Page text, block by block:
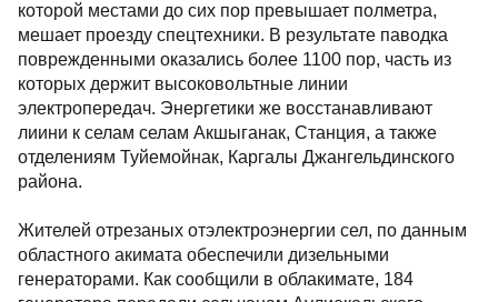
которой местами до сих пор превышает полметра,
мешает проезду спецтехники. В результате паводка
поврежденными оказались более 1100 пор, часть из
которых держит высоковольтные линии
электропередач. Энергетики же восстанавливают
лиини к селам селам Акшыганак, Станция, а также
отделениям Туйемойнак, Каргалы Джангельдинского
района.
Жителей отрезаных отэлектроэнергии сел, по данным
областного акимата обеспечили дизельными
генераторами. Как сообщили в облакимате, 184